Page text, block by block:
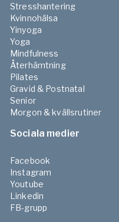
Stresshantering
Kvinnohälsa
Yinyoga
Yoga
Mindfulness
Återhämtning
Pilates
Gravid & Postnatal
Senior
Morgon & kvällsrutiner
Sociala medier
Facebook
Instagram
Youtube
Linkedin
FB-grupp